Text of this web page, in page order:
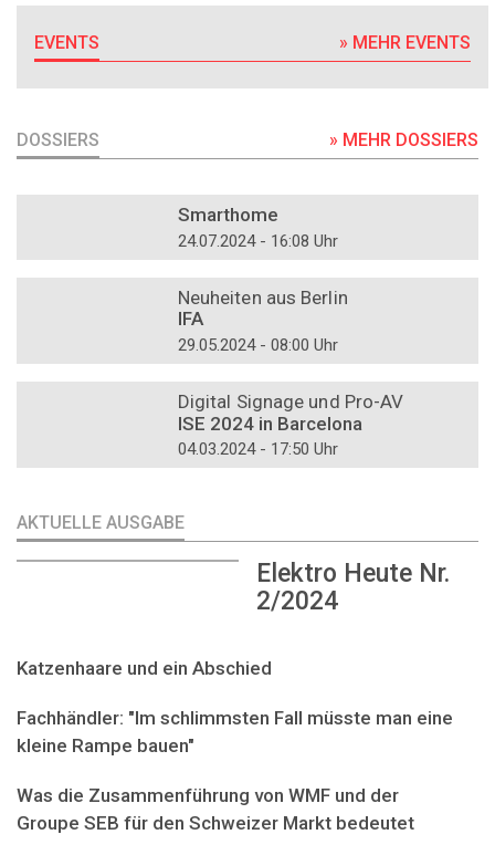
EVENTS » MEHR EVENTS
DOSSIERS » MEHR DOSSIERS
Smarthome
24.07.2024 - 16:08 Uhr
Neuheiten aus Berlin
IFA
29.05.2024 - 08:00 Uhr
Digital Signage und Pro-AV
ISE 2024 in Barcelona
04.03.2024 - 17:50 Uhr
AKTUELLE AUSGABE
Elektro Heute Nr.
2/2024
Katzenhaare und ein Abschied
Fachhändler: "Im schlimmsten Fall müsste man eine
kleine Rampe bauen"
Was die Zusammenführung von WMF und der
Groupe SEB für den Schweizer Markt bedeutet